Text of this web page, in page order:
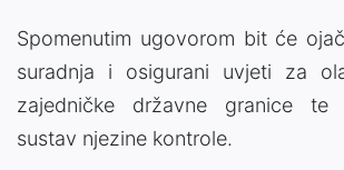
Spomenutim ugovorom bit će
suradnja i osigurani uvjeti za
zajedničke državne granice te
sustav njezine kontrole.